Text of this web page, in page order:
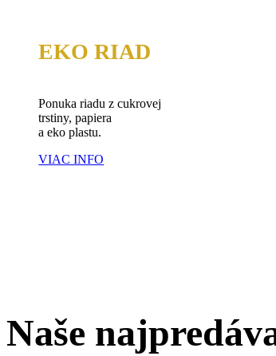
EKO RIAD
Ponuka riadu z cukrovej
trstiny, papiera
a eko plastu.
VIAC INFO
Naše